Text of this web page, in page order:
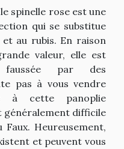
spinelle rose est une
qui se substitue
au rubis. En raison
valeur, elle est
par des
pas à vous vendre
à cette panoplie
généralement difficile
Heureusement,
et peuvent vous